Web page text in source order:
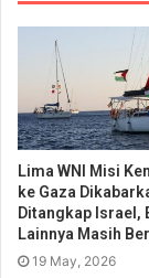
Lima WNI Misi
ke Gaza
Ditangkap Israel,
Lainnya Masih
19 May, 2026